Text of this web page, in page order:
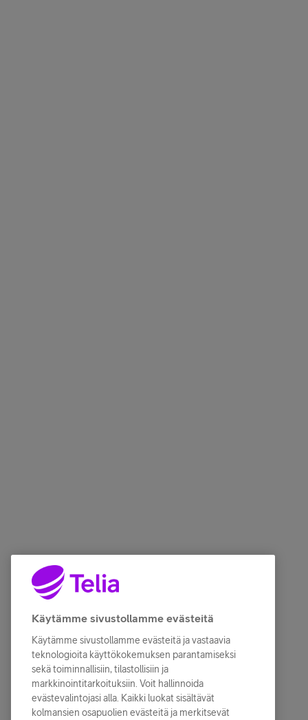
Käytämme sivustollamme evästeitä
Käytämme sivustollamme evästeitä ja vastaavia
teknologioita käyttökokemuksen parantamiseksi
sekä toiminnallisiin, tilastollisiin ja
markkinointitarkoituksiin. Voit hallinnoida
evästevalintojasi alla. Kaikki luokat sisältävät
kolmansien osapuolien evästeitä ja merkitsevät